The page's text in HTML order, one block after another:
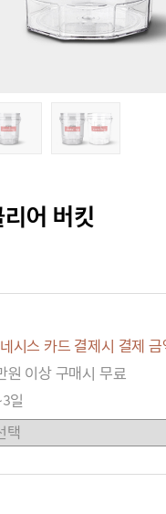
어 버킷
시스 카드 결제시 결제 금
원 이상 구매시 무료
일